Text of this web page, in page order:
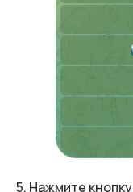
5. Нажмите кнопку